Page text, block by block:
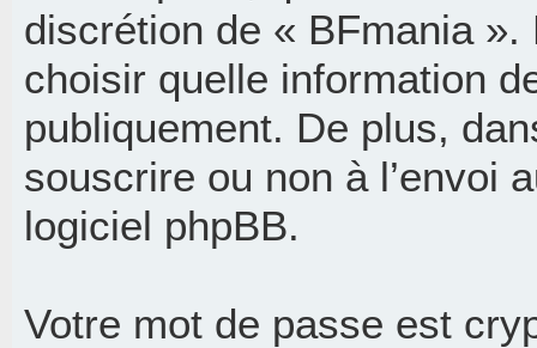
discrétion de « BFmania
choisir quelle information
publiquement. De plus,
souscrire ou non à l’envoi
logiciel phpBB.
Votre mot de passe est